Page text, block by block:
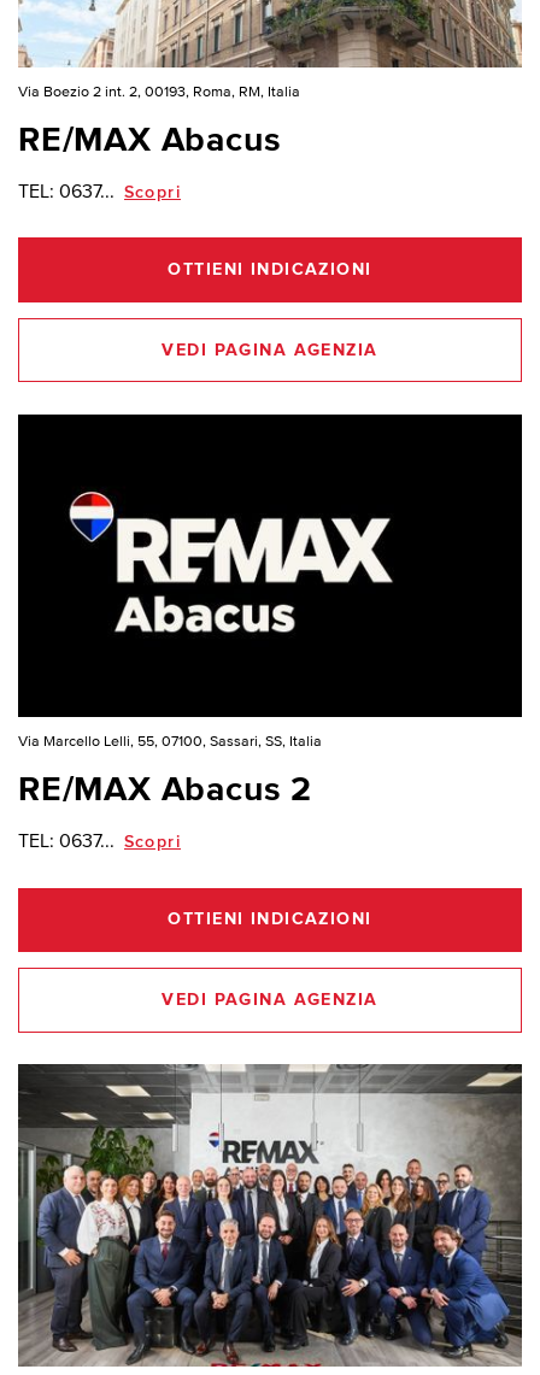
Via Boezio 2 int. 2, 00193, Roma, RM, Italia
RE/MAX Abacus
TEL: 0637... Scopri
OTTIENI INDICAZIONI
VEDI PAGINA AGENZIA
Via Marcello Lelli, 55, 07100, Sassari, SS, Italia
RE/MAX Abacus 2
TEL: 0637... Scopri
OTTIENI INDICAZIONI
VEDI PAGINA AGENZIA